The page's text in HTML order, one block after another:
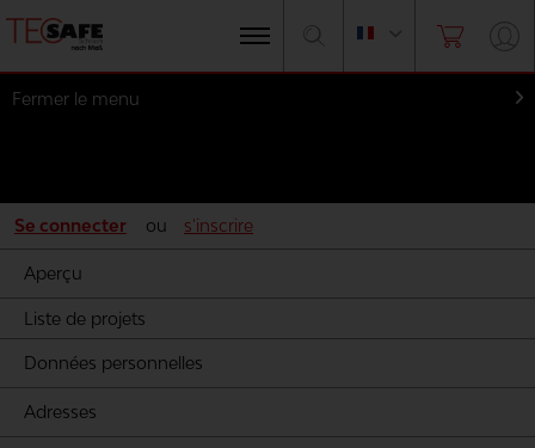
Fermer le menu
Se connecter ou s'inscrire
Aperçu
Liste de projets
Données personnelles
Adresses